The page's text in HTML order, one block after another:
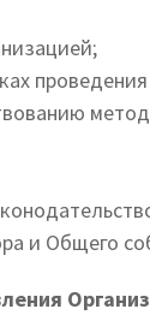
и Общего